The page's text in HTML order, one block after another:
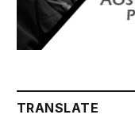
TRANSLATE